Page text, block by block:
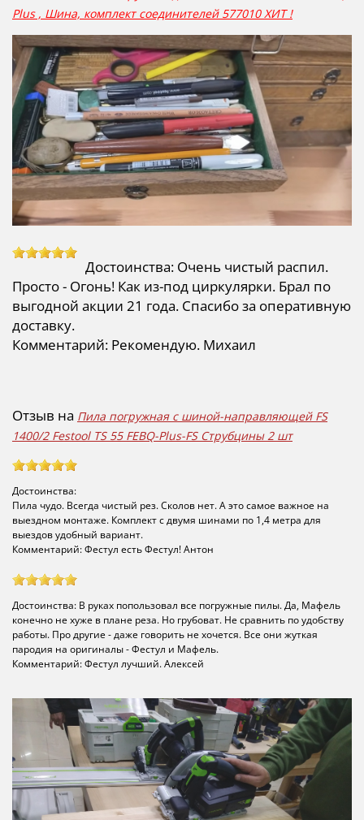
Plus , Шина, комплект соединителей 577010 ХИТ !
Достоинства: Очень чистый распил.
Просто - Огонь! Как из-под циркулярки. Брал по
выгодной акции 21 года. Спасибо за оперативную
доставку.
Комментарий: Рекомендую. Михаил
Отзыв на Пила погружная с шиной-направляющей FS
1400/2 Festool TS 55 FEBQ-Plus-FS Струбцины 2 шт
Достоинства:
Пила чудо. Всегда чистый рез. Сколов нет. А это самое важное на
выездном монтаже. Комплект с двумя шинами по 1,4 метра для
выездов удобный вариант.
Комментарий: ​Фестул есть Фестул! Антон
Достоинства: В руках попользовал все погружные пилы. Да, Мафель
конечно не хуже в плане реза. Но грубоват. Не сравнить по удобству
работы. Про другие - даже говорить не хочется. Все они жуткая
пародия на оригиналы - Фестул и Мафель.
Комментарий: Фестул лучший. Алексей